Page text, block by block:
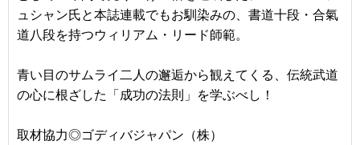
ュシャン氏と本誌連載でもお馴染みの、書道十段・合氣
道八段を持つウィリアム・リード師範。
青い目のサムライ二人の邂逅から観えてくる、伝統武道
の心に根ざした「成功の法則」を学ぶべし！
取材協力◎ゴディバジャパン（株）